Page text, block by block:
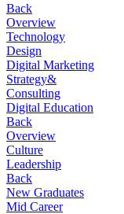
Back
Overview
Technology
Design
Digital Marketing
Strategy&
Consulting
Digital Education
Back
Overview
Culture
Leadership
Back
New Graduates
Mid Career